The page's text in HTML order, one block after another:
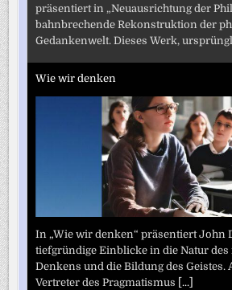
präsentiert in „Neuausrichtung der
bahnbrechende Rekonstruktion der
Gedankenwelt. Dieses Werk,
Wie wir denken
In „Wie wir denken“ präsentiert John
tiefgründige Einblicke in die Natur
Denkens und die Bildung des Geistes.
Vertreter des Pragmatismus [...]